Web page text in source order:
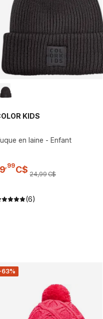
KIDS
en laine - Enfant
,99C$ 24,99C$
(6)
63%